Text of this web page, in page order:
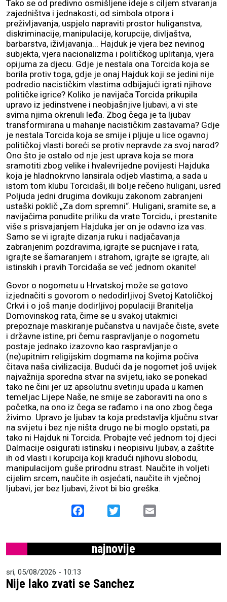
Tako se od predivno osmišljene ideje s ciljem stvaranja
zajedništva i jednakosti, od simbola otpora i
preživljavanja, uspjelo napraviti prostor huliganstva,
diskriminacije, manipulacije, korupcije, divljaštva,
barbarstva, iživljavanja... Hajduk je vjera bez nevinog
subjekta, vjera nacionalizma i političkog uplitanja, vjera
opijuma za djecu. Gdje je nestala ona Torcida koja se
borila protiv toga, gdje je onaj Hajduk koji se jedini nije
podredio nacističkim vlastima odbijajući igrati njihove
političke igrice? Koliko je navijača Torcida prikupila
upravo iz jedinstvene i neobjašnjive ljubavi, a vi ste
svima njima okrenuli leđa. Zbog čega je ta ljubav
transformirana u mahanje nacističkim zastavama? Gdje
je nestala Torcida koja se smije i pljuje u lice ogavnoj
političkoj vlasti boreći se protiv nepravde za svoj narod?
Ono što je ostalo od nje jest uprava koja se mora
sramotiti zbog velike i hvalevrijedne povijesti Hajduka
koja je hladnokrvno lansirala odjeb vlastima, a sada u
istom tom klubu Torcidaši, ili bolje rečeno huligani, usred
Poljuda jedni drugima dovikuju zakonom zabranjeni
ustaški poklič „Za dom spremni“. Huligani, sramite se, a
navijačima ponudite priliku da vrate Torcidu, i prestanite
više s prisvajanjem Hajduka jer on je odavno iza vas.
Samo se vi igrajte dizanja ruku i nadjačavanja
zabranjenim pozdravima, igrajte se pucnjave i rata,
igrajte se šamaranjem i strahom, igrajte se igrajte, ali
istinskih i pravih Torcidaša se već jednom okanite!
Govor o nogometu u Hrvatskoj može se gotovo
izjednačiti s govorom o nedodirljivoj Svetoj Katoličkoj
Crkvi i o još manje dodirljivoj populaciji Branitelja
Domovinskog rata, čime se u svakoj utakmici
prepoznaje maskiranje pučanstva u navijače čiste, svete
i državne istine, pri čemu raspravljanje o nogometu
postaje jednako izazovno kao raspravljanje o
(ne)upitnim religijskim dogmama na kojima počiva
čitava naša civilizacija. Budući da je nogomet još uvijek
najvažnija sporedna stvar na svijetu, iako se ponekad
tako ne čini jer uz apsolutnu svetinju upada u kamen
temeljac Lijepe Naše, ne smije se zaboraviti na ono s
početka, na ono iz čega se rađamo i na ono zbog čega
živimo. Upravo je ljubav ta koja predstavlja ključnu stvar
na svijetu i bez nje ništa drugo ne bi moglo opstati, pa
tako ni Hajduk ni Torcida. Probajte već jednom toj djeci
Dalmacije osigurati istinsku i neopisivu ljubav, a zaštite
ih od vlasti i korupcija koji kradući njihovu slobodu,
manipulacijom guše prirodnu strast. Naučite ih voljeti
cijelim srcem, naučite ih osjećati, naučite ih vječnoj
ljubavi, jer bez ljubavi, život bi bio greška.
Facebook
najnovije
sri, 05/08/2026 - 10:13
Nije lako zvati se Sanchez